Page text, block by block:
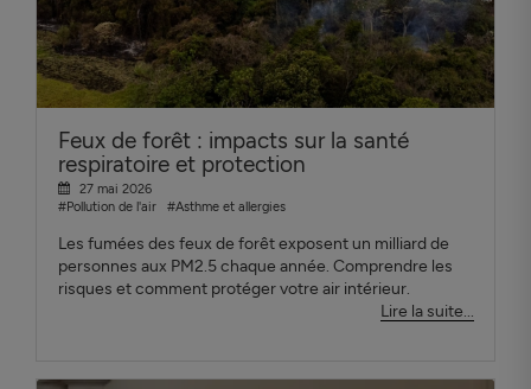
Feux de forêt : impacts sur la santé
respiratoire et protection
27 mai 2026
#Pollution de l'air
#Asthme et allergies
Les fumées des feux de forêt exposent un milliard de
personnes aux PM2.5 chaque année. Comprendre les
risques et comment protéger votre air intérieur.
Lire la suite...